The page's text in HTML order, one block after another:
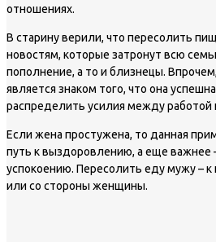
отношениях.
В старину верили, что пересолить
новостям, которые затронут всю
пополнение, а то и близнецы.
является знаком того, что она
распределить усилия между
Если жена простужена, то данная
путь к выздоровлению, а еще важнее
успокоению. Пересолить еду мужу –
или со стороны женщины.